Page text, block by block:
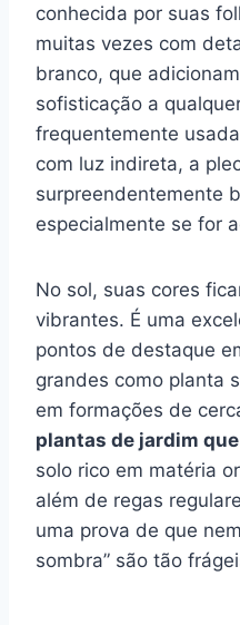
conhecida por suas
muitas vezes com
branco, que
sofisticação a
frequentemente
com luz indireta, a
surpreendentemente
especialmente se for
No sol, suas cores
vibrantes. É uma
pontos de destaque
grandes como planta
em formações de
plantas de jardim
solo rico em matéria
além de regas
uma prova de que
sombra” são tão